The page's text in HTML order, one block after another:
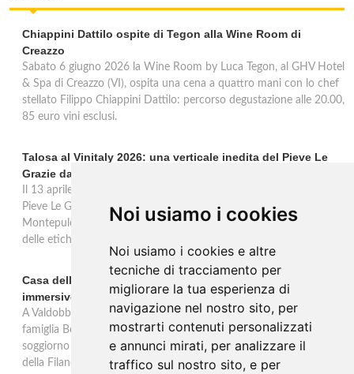
Noi usiamo i cookies
Noi usiamo i cookies e altre
tecniche di tracciamento per
migliorare la tua esperienza di
navigazione nel nostro sito, per
mostrarti contenuti personalizzati
e annunci mirati, per analizzare il
traffico sul nostro sito, e per
Chiappini Dattilo ospite di Tegon alla Wine Room di
Creazzo
Sabato 6 giugno 2026 la Wine Room by Luca Tegon, al GHV Hotel
& Spa di Creazzo (VI), ospita una cena a quattro mani con lo chef
stellato Filippo Chiappini Dattilo: percorso degustazione alle 20.00,
85 euro vini esclusi.
Talosa al Vinitaly 2026: una verticale inedita del Pieve Le
Grazie dal 2016 al 2020
Il 13 aprile 2026 al Vinitaly, Talosa presenta la verticale inedita del
Pieve Le Grazie: cinque annate dal 2016 al 2020 del Nobile di
Montepulciano a 95 punti Vinous, per ripercorrere la genesi di una
delle etichette iconiche di Montepulciano.
Casa dell'Artista: a Valdobbiadene apre il soggiorno
immersivo tra arte e vino di Bortolomiol
A Valdobbiadene, nel cuore delle colline Patrimonio Unesco, la
famiglia Bortolomiol apre al pubblico la Casa dell'Artista: un
soggiorno immersivo tra arte, natura e vino all'interno del Parco
della Filandetta Art and Wine Farm.